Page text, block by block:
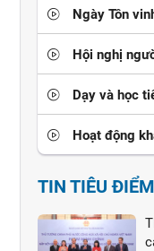
Ngày Tôn
Hội nghị
Dạy và học
Hoạt động
TIN TIÊU ĐIỂM